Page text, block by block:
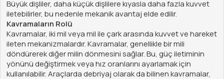
Büyük dişliler, daha küçük dişlilere kıyasla daha fazla kuvvet
iletebilirler, bu nedenle mekanik avantaj elde edilir.
Kavramaların Rolü
Kavramalar, iki mil veya mil ile çark arasında kuvvet ve hareket
ileten mekanizmalardır. Kavramalar, genellikle bir mili
döndürerek diğer milin dönmesini sağlar. Bu, güç iletiminin
yönünü değiştirmek veya hız oranlarını ayarlamak için
kullanılabilir. Araçlarda debriyaj olarak da bilinen kavramalar,